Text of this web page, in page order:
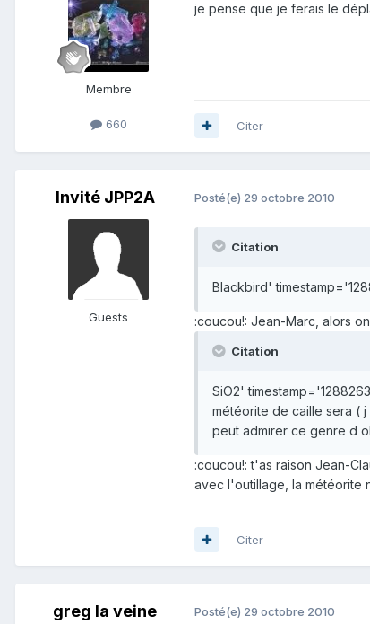
Membre
660
je pense que je ferais le
Citer
Invité JPP2A
Guests
Posté(e) 29 octobre 2010
Citation
Blackbird'
:coucou!: Jean-Marc, alors
Citation
SiO2'
météorite de caille sera (
peut admirer ce genre d
:coucou!: t'as raison Jean-
avec l'outillage, la météorite
Citer
greg la veine Posté(e) 29 octobre 2010